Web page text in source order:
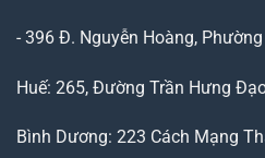
- 396 Đ. Nguyễn Hoàng,
Huế: 265, Đường Trần Hưng
Bình Dương: 223 Cách Mạng